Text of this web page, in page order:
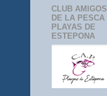
CLUB AMIGOS
DE LA PESCA
PLAYAS DE
ESTEPONA